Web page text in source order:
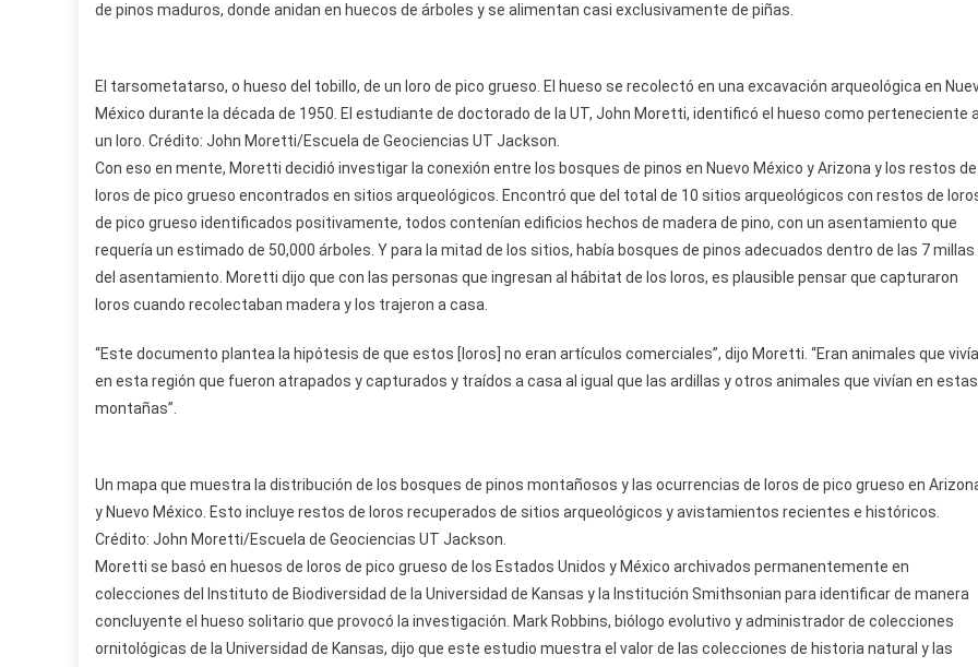
de pinos maduros, donde anidan en huecos de árboles y se alimentan casi exclusivamente de piñas.
El tarsometatarso, o hueso del tobillo, de un loro de pico grueso. El hueso se recolectó en una excavación arqueológica en
México durante la década de 1950. El estudiante de doctorado de la UT, John Moretti, identificó el hueso como perteneciente a
un loro. Crédito: John Moretti/Escuela de Geociencias UT Jackson.
Con eso en mente, Moretti decidió investigar la conexión entre los bosques de pinos en Nuevo México y Arizona y los restos de
loros de pico grueso encontrados en sitios arqueológicos. Encontró que del total de 10 sitios arqueológicos con restos de
de pico grueso identificados positivamente, todos contenían edificios hechos de madera de pino, con un asentamiento que
requería un estimado de 50,000 árboles. Y para la mitad de los sitios, había bosques de pinos adecuados dentro de las 7 millas
del asentamiento. Moretti dijo que con las personas que ingresan al hábitat de los loros, es plausible pensar que capturaron
loros cuando recolectaban madera y los trajeron a casa.
“Este documento plantea la hipótesis de que estos [loros] no eran artículos comerciales”, dijo Moretti. “Eran animales que
en esta región que fueron atrapados y capturados y traídos a casa al igual que las ardillas y otros animales que vivían en estas
montañas”.
Un mapa que muestra la distribución de los bosques de pinos montañosos y las ocurrencias de loros de pico grueso en
y Nuevo México. Esto incluye restos de loros recuperados de sitios arqueológicos y avistamientos recientes e históricos.
Crédito: John Moretti/Escuela de Geociencias UT Jackson.
Moretti se basó en huesos de loros de pico grueso de los Estados Unidos y México archivados permanentemente en
colecciones del Instituto de Biodiversidad de la Universidad de Kansas y la Institución Smithsonian para identificar de manera
concluyente el hueso solitario que provocó la investigación. Mark Robbins, biólogo evolutivo y administrador de colecciones
ornitológicas de la Universidad de Kansas, dijo que este estudio muestra el valor de las colecciones de historia natural y las